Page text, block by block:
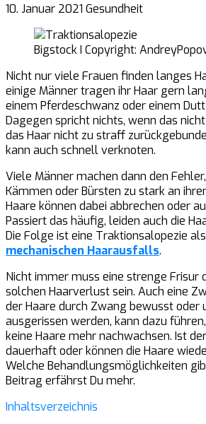
10. Januar 2021 Gesundheit
Bigstock I Copyright:
Nicht nur viele Frauen finden langes
einige Männer tragen ihr Haar gern
einem Pferdeschwanz oder einem
Dagegen spricht nichts, wenn das
das Haar nicht zu straff
kann auch schnell verknoten.
Viele Männer machen dann den
Kämmen oder Bürsten zu stark an
Haare können dabei abbrechen oder
Passiert das häufig, leiden auch die
Die Folge ist eine Traktionsalopezie
mechanischen Haarausfalls.
Nicht immer muss eine strenge Frisur
solchen Haarverlust sein. Auch eine
der Haare durch Zwang bewusst oder
ausgerissen werden, kann dazu
keine Haare mehr nachwachsen. Ist
dauerhaft oder können die Haare
Welche Behandlungsmöglichkeiten
Beitrag erfährst Du mehr.
Inhaltsverzeichnis